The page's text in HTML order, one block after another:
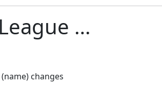
…
changes